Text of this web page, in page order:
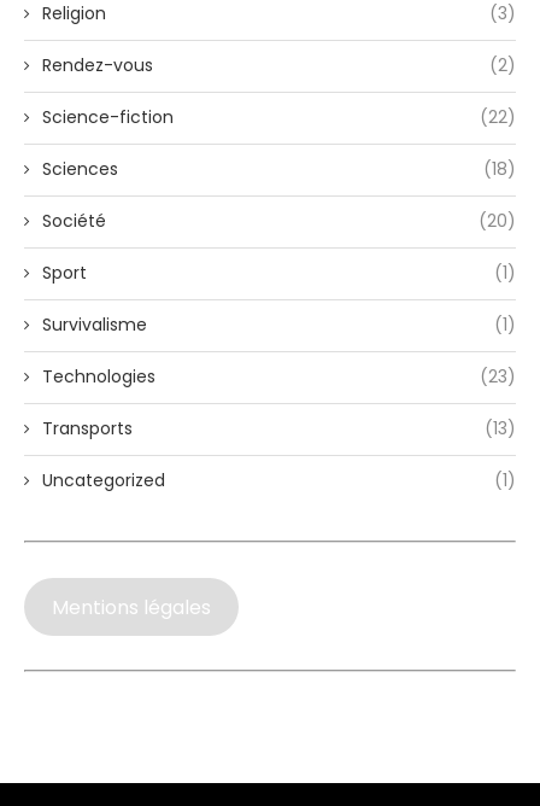
Religion (3)
Rendez-vous (2)
Science-fiction (22)
Sciences (18)
Société (20)
Sport (1)
Survivalisme (1)
Technologies (23)
Transports (13)
Uncategorized (1)
Mentions légales